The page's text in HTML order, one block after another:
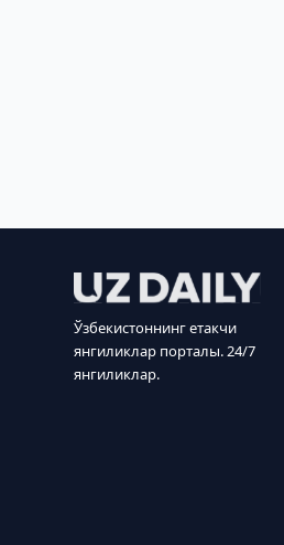
Ўзбекистоннинг етакчи
янгиликлар порталы. 24/7
янгиликлар.